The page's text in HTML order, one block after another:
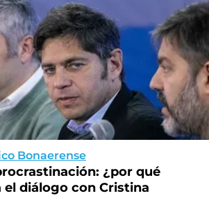
Bonaerense
¿por qué
el diálogo con Cristina